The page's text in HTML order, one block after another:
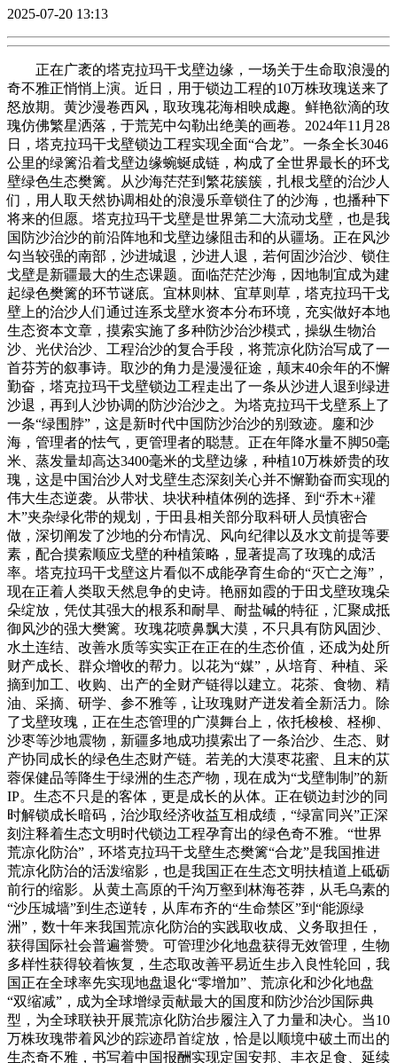
2025-07-20 13:13
正在广袤的塔克拉玛干戈壁边缘，一场关于生命取浪漫的
奇不雅正悄悄上演。近日，用于锁边工程的10万株玫瑰送来了
怒放期。黄沙漫卷西风，取玫瑰花海相映成趣。鲜艳欲滴的玫
瑰仿佛繁星洒落，于荒芜中勾勒出绝美的画卷。2024年11月28
日，塔克拉玛干戈壁锁边工程实现全面“合龙”。一条全长3046
公里的绿篱沿着戈壁边缘蜿蜒成链，构成了全世界最长的环戈
壁绿色生态樊篱。从沙海茫茫到繁花簇簇，扎根戈壁的治沙人
们，用人取天然协调相处的浪漫乐章锁住了的沙海，也播种下
将来的但愿。塔克拉玛干戈壁是世界第二大流动戈壁，也是我
国防沙治沙的前沿阵地和戈壁边缘阻击和的从疆场。正在风沙
勾当较强的南部，沙进城退，沙进人退，若何固沙治沙、锁住
戈壁是新疆最大的生态课题。面临茫茫沙海，因地制宜成为建
起绿色樊篱的环节谜底。宜林则林、宜草则草，塔克拉玛干戈
壁上的治沙人们通过连系戈壁水资本分布环境，充实做好本地
生态资本文章，摸索实施了多种防沙治沙模式，操纵生物治
沙、光伏治沙、工程治沙的复合手段，将荒凉化防治写成了一
首芬芳的叙事诗。取沙的角力是漫漫征途，颠末40余年的不懈
勤奋，塔克拉玛干戈壁锁边工程走出了一条从沙进人退到绿进
沙退，再到人沙协调的防沙治沙之。为塔克拉玛干戈壁系上了
一条“绿围脖”，这是新时代中国防沙治沙的别致迹。鏖和沙
海，管理者的怯气，更管理者的聪慧。正在年降水量不脚50毫
米、蒸发量却高达3400毫米的戈壁边缘，种植10万株娇贵的玫
瑰，这是中国治沙人对戈壁生态深刻关心并不懈勤奋而实现的
伟大生态逆袭。从带状、块状种植体例的选择、到“乔木+灌
木”夹杂绿化带的规划，于田县相关部分取科研人员慎密合
做，深切阐发了沙地的分布情况、风向纪律以及水文前提等要
素，配合摸索顺应戈壁的种植策略，显著提高了玫瑰的成活
率。塔克拉玛干戈壁这片看似不成能孕育生命的“灭亡之海”，
现在正着人类取天然息争的史诗。艳丽如霞的于田戈壁玫瑰朵
朵绽放，凭仗其强大的根系和耐旱、耐盐碱的特征，汇聚成抵
御风沙的强大樊篱。玫瑰花喷鼻飘大漠，不只具有防风固沙、
水土连结、改善水质等实实正在正在的生态价值，还成为处所
财产成长、群众增收的帮力。以花为“媒”，从培育、种植、采
摘到加工、收购、出产的全财产链得以建立。花茶、食物、精
油、采摘、研学、参不雅等，让玫瑰财产迸发着全新活力。除
了戈壁玫瑰，正在生态管理的广漠舞台上，依托梭梭、柽柳、
沙枣等沙地震物，新疆多地成功摸索出了一条治沙、生态、财
产协同成长的绿色生态财产链。若羌的大漠枣花蜜、且末的苁
蓉保健品等降生于绿洲的生态产物，现在成为“戈壁制制”的新
IP。生态不只是的客体，更是成长的从体。正在锁边封沙的同
时解锁成长暗码，治沙取经济收益互相成绩，“绿富同兴”正深
刻注释着生态文明时代锁边工程孕育出的绿色奇不雅。“世界
荒凉化防治”，环塔克拉玛干戈壁生态樊篱“合龙”是我国推进
荒凉化防治的活泼缩影，也是我国正在生态文明扶植道上砥砺
前行的缩影。从黄土高原的千沟万壑到林海苍莽，从毛乌素的
“沙压城墙”到生态逆转，从库布齐的“生命禁区”到“能源绿
洲”，数十年来我国荒凉化防治的实践取收成、义务取担任，
获得国际社会普遍誉赞。可管理沙化地盘获得无效管理，生物
多样性获得较着恢复，生态取改善平易近生步入良性轮回，我
国正在全球率先实现地盘退化“零增加”、荒凉化和沙化地盘
“双缩减”，成为全球增绿贡献最大的国度和防沙治沙国际典
型，为全球联袂开展荒凉化防治步履注入了力量和决心。当10
万株玫瑰带着风沙的踪迹昂首绽放，恰是以顺境中破土而出的
生态奇不雅，书写着中国报酬实现定国安邦、丰衣足食、延续